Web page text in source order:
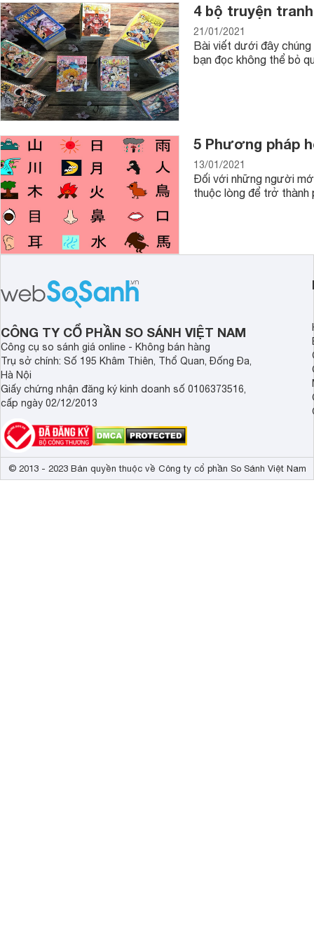
4 bộ truyện
21/01/2021
Bài viết dưới đây
bạn đọc không thể bỏ
5 Phương pháp
13/01/2021
Đối với những người
thuộc lòng để trở thành
CÔNG TY CỔ PHẦN SO SÁNH VIỆT NAM
Công cụ so sánh giá online - Không bán hàng
Trụ sở chính: Số 195 Khâm Thiên, Thổ Quan, Đống Đa,
Hà Nội
Giấy chứng nhận đăng ký kinh doanh số 0106373516,
cấp ngày 02/12/2013
© 2013 - 2023 Bản quyền thuộc về Công ty cổ phần So Sánh Việt Nam